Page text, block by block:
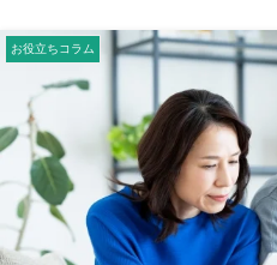
お役立ちコラム